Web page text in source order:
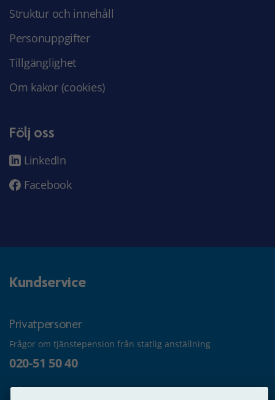
Struktur och innehåll
Personuppgifter
Tillgänglighet
Om kakor (cookies)
Följ oss
LinkedIn
Facebook
Kundservice
Privatpersoner
Frågor om tjänstepension från statlig anställning
020-51 50 40
Frågor om utbetalning